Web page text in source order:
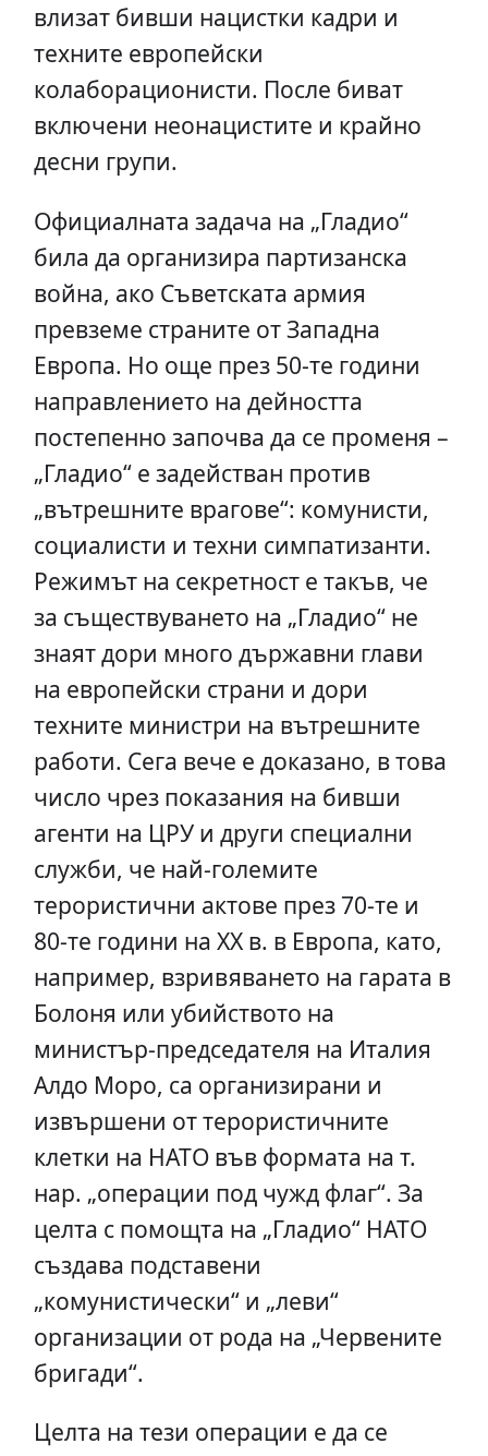
влизат бивши нацистки кадри и
техните европейски
колаборационисти. После биват
включени неонацистите и крайно
десни групи.
Официалната задача на „Гладио“
била да организира партизанска
война, ако Съветската армия
превземе страните от Западна
Европа. Но още през 50-те години
направлението на дейността
постепенно започва да се променя –
„Гладио“ е задействан против
„вътрешните врагове“: комунисти,
социалисти и техни симпатизанти.
Режимът на секретност е такъв, че
за съществуването на „Гладио“ не
знаят дори много държавни глави
на европейски страни и дори
техните министри на вътрешните
работи. Сега вече е доказано, в това
число чрез показания на бивши
агенти на ЦРУ и други специални
служби, че най-големите
терористични актове през 70-те и
80-те години на ХХ в. в Европа, като,
например, взривяването на гарата в
Болоня или убийството на
министър-председателя на Италия
Алдо Моро, са организирани и
извършени от терористичните
клетки на НАТО във формата на т.
нар. „операции под чужд флаг“. За
целта с помощта на „Гладио“ НАТО
създава подставени
„комунистически“ и „леви“
организации от рода на „Червените
бригади“.
Целта на тези операции е да се